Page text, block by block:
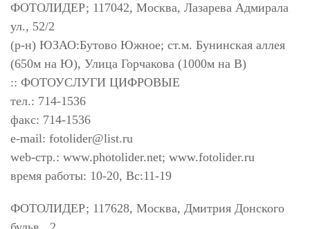
ФОТОЛИДЕР; 117042, Москва, Лазарева Адмирала
ул., 52/2
(р-н) ЮЗАО:Бутово Южное; ст.м. Бунинская аллея
(650м на Ю), Улица Горчакова (1000м на В)
:: ФОТОУСЛУГИ ЦИФРОВЫЕ
тел.: 714-1536
факс: 714-1536
e-mail: fotolider@list.ru
web-стр.: www.photolider.net; www.fotolider.ru
время работы: 10-20, Вс:11-19
ФОТОЛИДЕР; 117628, Москва, Дмитрия Донского